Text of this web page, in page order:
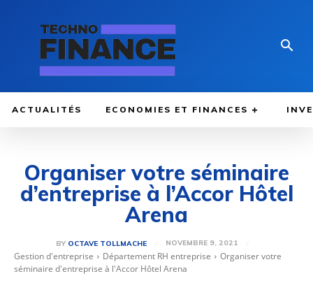
ACTUALITÉS ECONOMIES ET FINANCES
Organiser votre séminaire
d’entreprise à l’Accor Hôtel
Arena
BY OCTAVE TOLLMACHE NOVEMBRE 9, 2021
Gestion d'entreprise Département RH entreprise
Organiser votre
séminaire d'entreprise à l'Accor Hôtel Arena